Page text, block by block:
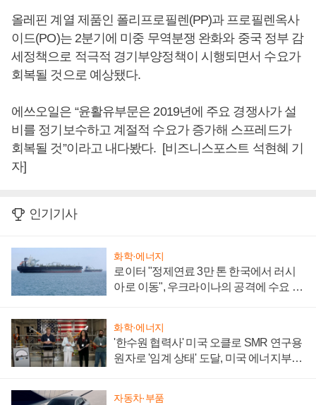
올레핀 계열 제품인 폴리프로필렌(PP)과 프로필렌옥사
이드(PO)는 2분기에 미중 무역분쟁 완화와 중국 정부 감
세정책으로 적극적 경기부양정책이 시행되면서 수요가
회복될 것으로 예상됐다.
에쓰오일은 “윤활유부문은 2019년에 주요 경쟁사가 설
비를 정기보수하고 계절적 수요가 증가해 스프레드가
회복될 것”이라고 내다봤다. [비즈니스포스트 석현혜 기
자]
인기기사
화학·에너지
로이터 "정제연료 3만 톤 한국에서 러시
아로 이동", 우크라이나의 공격에 수요 늘
화학·에너지
'한수원 협력사' 미국 오클로 SMR 연구용
원자로 '임계 상태' 도달, 미국 에너지부
자동차·부품